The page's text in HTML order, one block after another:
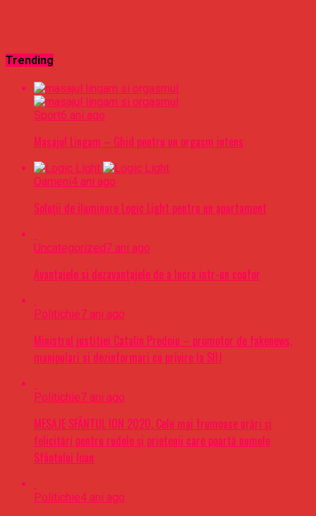
Trending
Sport6 ani ago
Masajul Lingam – Ghid pentru un orgasm intens
Oameni4 ani ago
Soluții de iluminare Logic Light pentru un apartament
Uncategorized7 ani ago
Avantajele si dezavantajele de a lucra intr-un coafor
Politichie7 ani ago
Ministrul justitiei Catalin Predoiu – promotor de fakenews,
manipulari si dezinformari cu privire la SIIJ
Politichie7 ani ago
MESAJE SFÂNTUL ION 2020. Cele mai frumoase urări şi
felicitări pentru rudele şi prietenii care poartă numele
Sfântului Ioan
Politichie4 ani ago